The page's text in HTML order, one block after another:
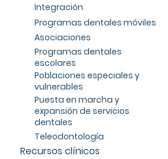
Integración
Programas dentales móviles
Asociaciones
Programas dentales
escolares
Poblaciones especiales y
vulnerables
Puesta en marcha y
expansión de servicios
dentales
Teleodontología
Recursos clínicos